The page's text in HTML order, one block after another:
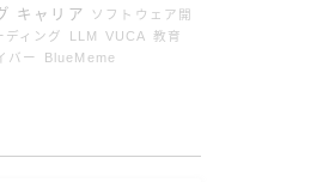
キャリア
ソフトウェア開
ディング LLM VUCA
教育
バー BlueMeme